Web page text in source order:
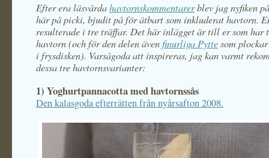
Efter era läsvärdahavtornskommentarerblev jag nyfiken
här på picki, bjudit på för ätbart som inkluderat havtorn.
resulterade i tre träffar. Det här inlägget är till er som
havtorn (och för den delen även finurliga Pyttesom
i frysdisken). Varsågoda att inspireras, jag kan varmt
dessa tre havtornsvarianter:
1) Yoghurtpannacotta med havtornssås
Den kalasgoda efterrätten från nyårsafton 2008.